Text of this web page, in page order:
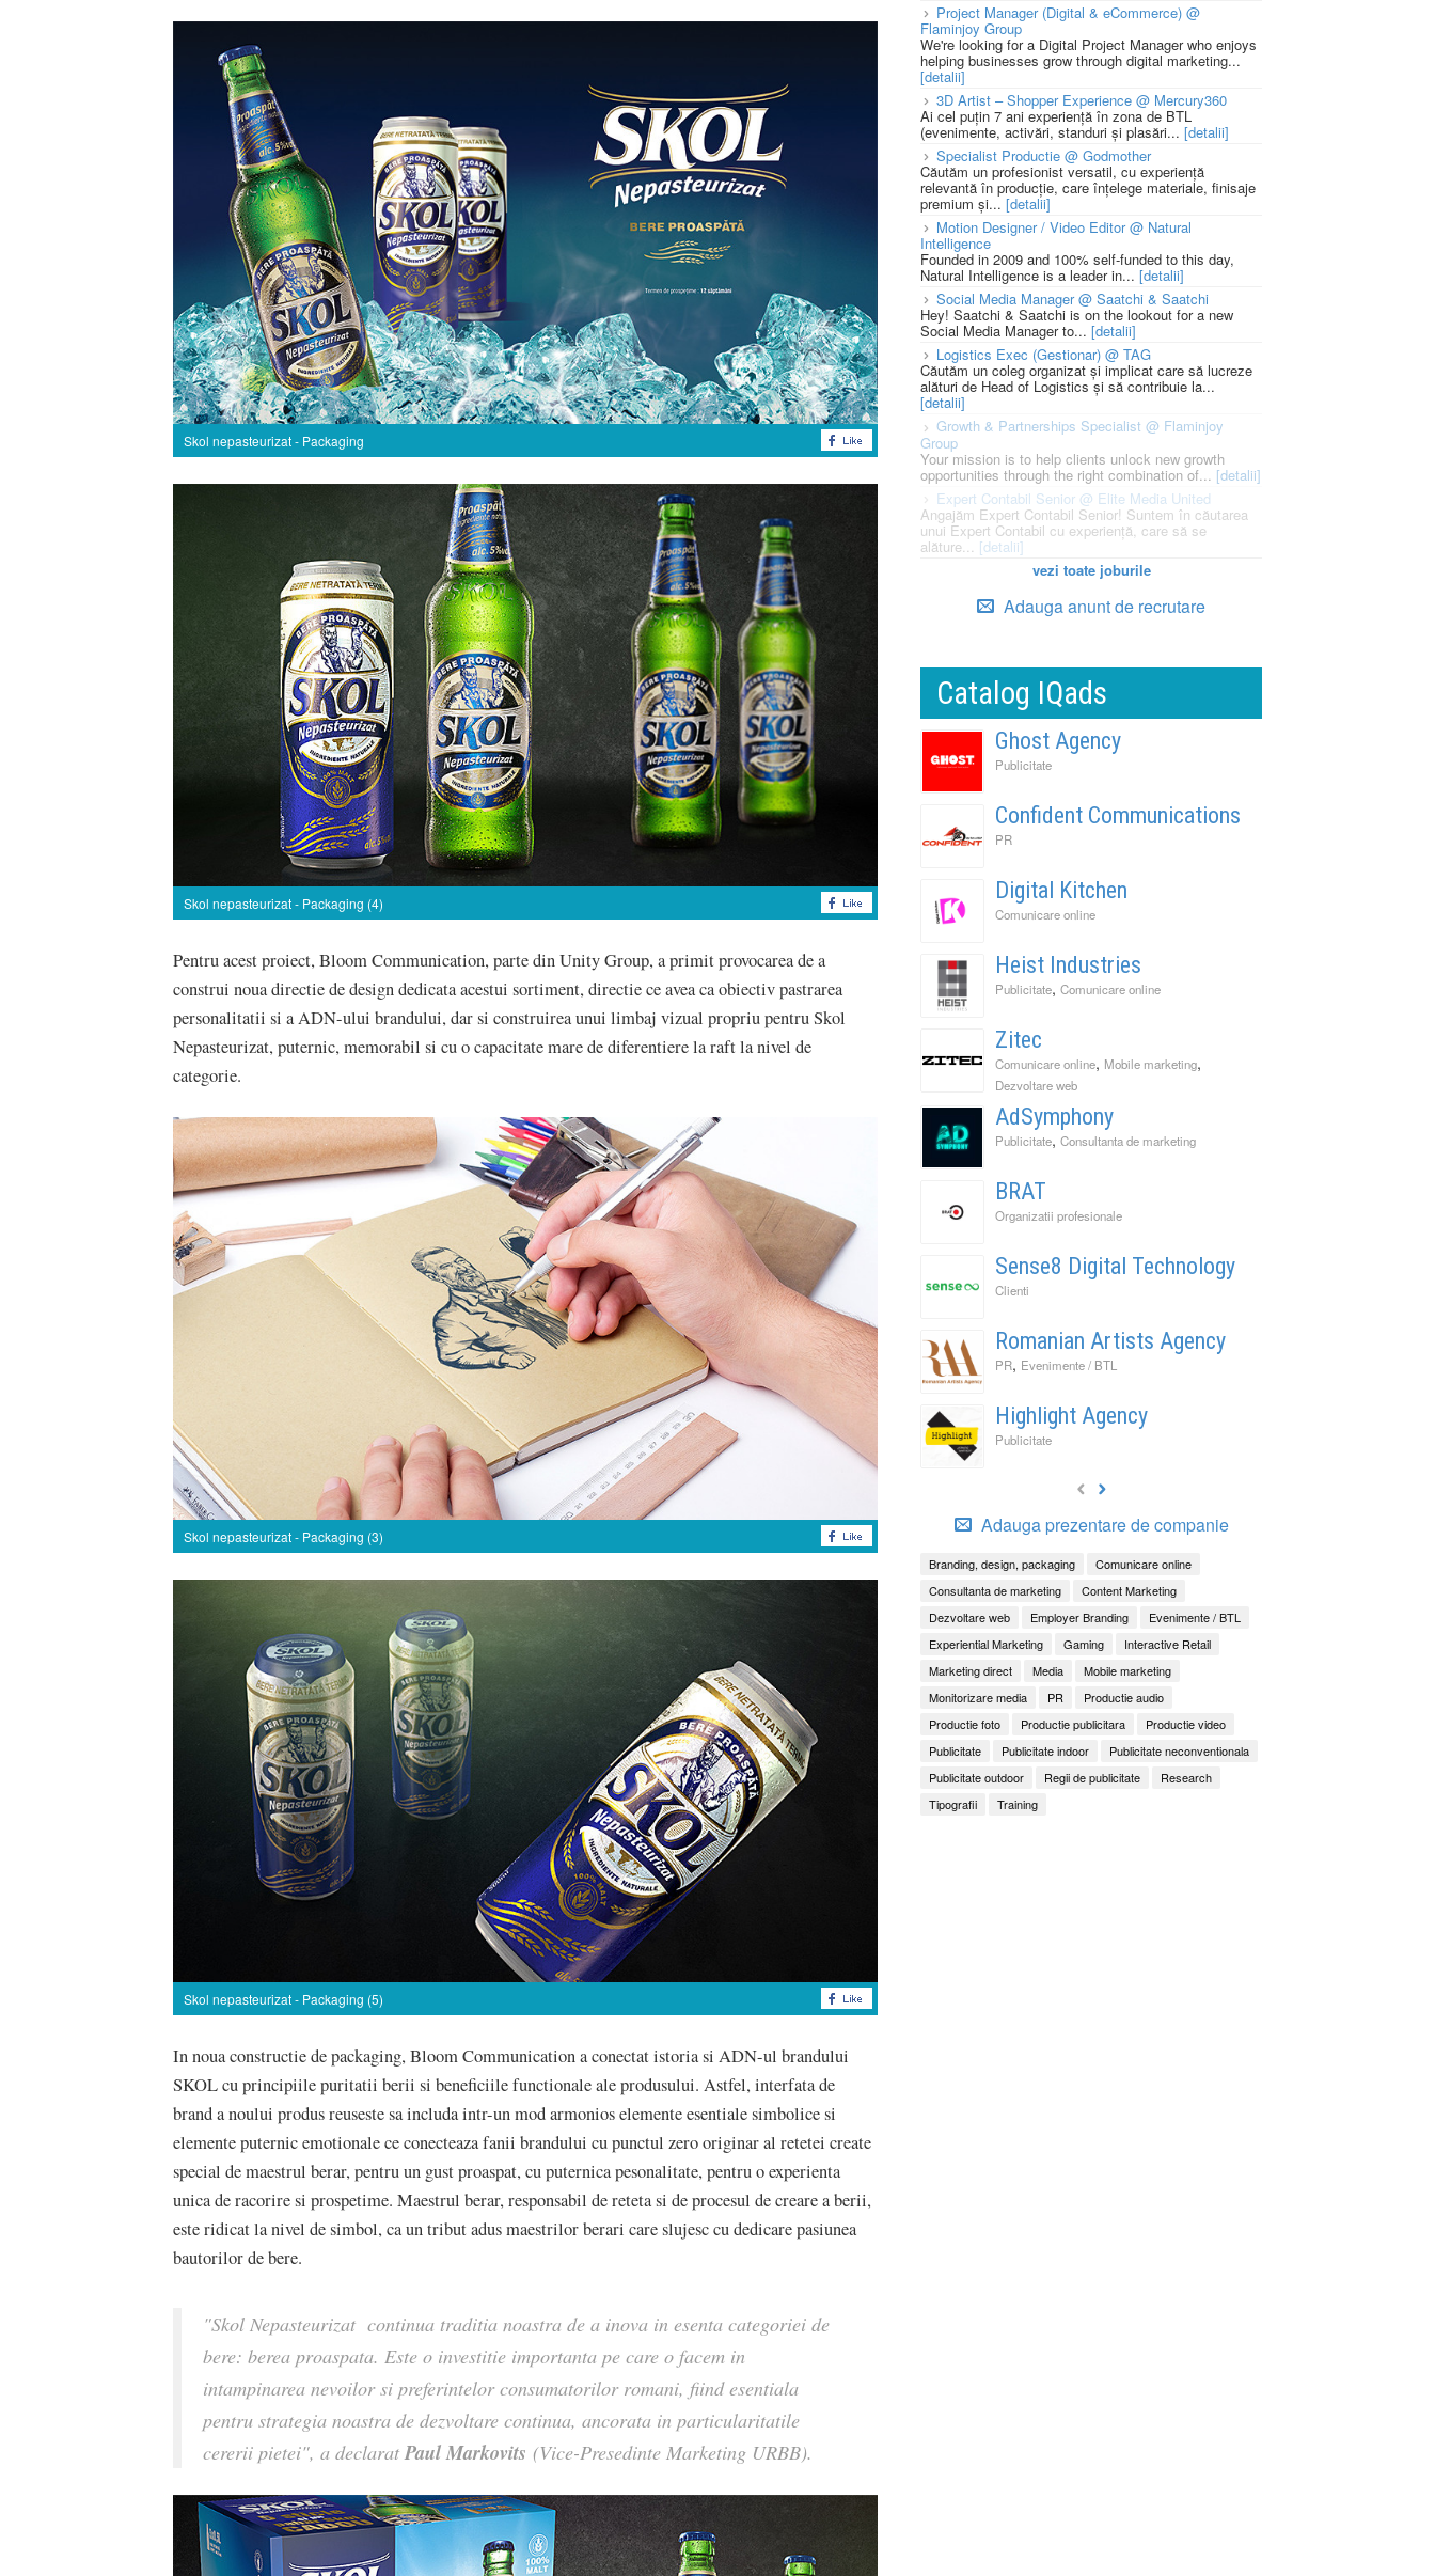
Skol nepasteurizat - Packaging
Skol nepasteurizat - Packaging (4)
Pentru acest proiect, Bloom Communication, parte din Unity Group, a primit provocarea de a
construi noua directie de design dedicata acestui sortiment, directie ce avea ca obiectiv pastrarea
personalitatii si a ADN-ului brandului, dar si construirea unui limbaj vizual propriu pentru Skol
Nepasteurizat, puternic, memorabil si cu o capacitate mare de diferentiere la raft la nivel de
categorie.
Skol nepasteurizat - Packaging (3)
Skol nepasteurizat - Packaging (5)
In noua constructie de packaging, Bloom Communication a conectat istoria si ADN-ul brandului
SKOL cu principiile puritatii berii si beneficiile functionale ale produsului. Astfel, interfata de
brand a noului produs reuseste sa includa intr-un mod armonios elemente esentiale simbolice si
elemente puternic emotionale ce conecteaza fanii brandului cu punctul zero originar al retetei create
special de maestrul berar, pentru un gust proaspat, cu puternica pesonalitate, pentru o experienta
unica de racorire si prospetime. Maestrul berar, responsabil de reteta si de procesul de creare a berii,
este ridicat la nivel de simbol, ca un tribut adus maestrilor berari care slujesc cu dedicare pasiunea
bautorilor de bere.
"Skol Nepasteurizat continua traditia noastra de a inova in esenta categoriei de
bere: berea proaspata. Este o investitie importanta pe care o facem in
intampinarea nevoilor si preferintelor consumatorilor romani, fiind esentiala
pentru strategia noastra de dezvoltare continua, ancorata in particularitatile
cererii pietei", a declarat Paul Markovits (Vice-Presedinte Marketing URBB).
Project Manager (Digital & eCommerce) @
Flaminjoy Group
We're looking for a Digital Project Manager who enjoys
helping businesses grow through digital marketing...
[detalii]
3D Artist – Shopper Experience @ Mercury360
Ai cel puțin 7 ani experiență în zona de BTL
(evenimente, activări, standuri și plasări... [detalii]
Specialist Productie @ Godmother
Căutăm un profesionist versatil, cu experiență
relevantă în producție, care înțelege materiale, finisaje
premium și... [detalii]
Motion Designer / Video Editor @ Natural
Intelligence
Founded in 2009 and 100% self-funded to this day,
Natural Intelligence is a leader in... [detalii]
Social Media Manager @ Saatchi & Saatchi
Hey! Saatchi & Saatchi is on the lookout for a new
Social Media Manager to... [detalii]
Logistics Exec (Gestionar) @ TAG
Căutăm un coleg organizat și implicat care să lucreze
alături de Head of Logistics și să contribuie la...
[detalii]
Growth & Partnerships Specialist @ Flaminjoy
Group
Your mission is to help clients unlock new growth
opportunities through the right combination of... [detalii]
Expert Contabil Senior @ Elite Media United
Angajăm Expert Contabil Senior! Suntem în căutarea
unui Expert Contabil cu experiență, care să se
alăture... [detalii]
vezi toate joburile
Adauga anunt de recrutare
Catalog IQads
Ghost Agency
Publicitate
Confident Communications
PR
Digital Kitchen
Comunicare online
Heist Industries
Publicitate, Comunicare online
Zitec
Comunicare online, Mobile marketing,
Dezvoltare web
AdSymphony
Publicitate, Consultanta de marketing
BRAT
Organizatii profesionale
Sense8 Digital Technology
Clienti
Romanian Artists Agency
PR, Evenimente / BTL
Highlight Agency
Publicitate
Adauga prezentare de companie
Branding, design, packaging
Comunicare online
Consultanta de marketing
Content Marketing
Dezvoltare web
Employer Branding
Evenimente / BTL
Experiential Marketing
Gaming
Interactive Retail
Marketing direct
Media
Mobile marketing
Monitorizare media
PR
Productie audio
Productie foto
Productie publicitara
Productie video
Publicitate
Publicitate indoor
Publicitate neconventionala
Publicitate outdoor
Regii de publicitate
Research
Tipografii
Training